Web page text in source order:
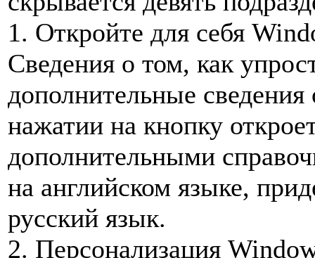
1. Откройте для себя
Сведения о том, как
дополнительные
нажатии на кнопку
дополнительными
на английском языке,
русский язык.
2. Персонализация